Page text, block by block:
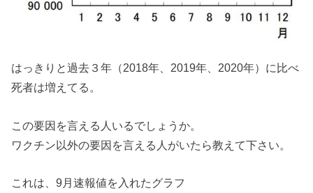
はっきりと過去３年（2018年、2019年、2020年）に比べ
死者は増えてる。
この要因を言える人いるでしょうか。
ワクチン以外の要因を言える人がいたら教えて下さい。
これは、9月速報値を入れたグラフ